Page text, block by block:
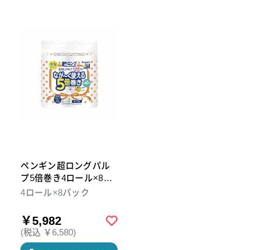
ペンギン超ロングパル
プ5倍巻き4ロール×8パ
ック ダブル トイレット
4ロール×8パック
￥5,982
(税込 ￥6,580)